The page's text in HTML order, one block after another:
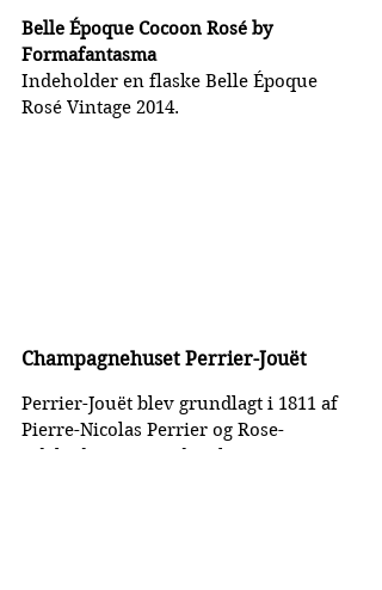
Belle Époque Cocoon Rosé by
Formafantasma
Indeholder en flaske Belle Époque
Rosé Vintage 2014.
Champagnehuset Perrier-Jouët
Perrier-Jouët blev grundlagt i 1811 af
Pierre-Nicolas Perrier og Rose-
Adélaïde Jouët med ambitionen om at